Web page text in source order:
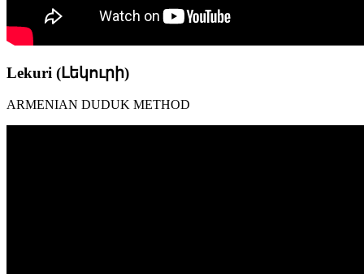
Lekuri (Լեկուրի)
ARMENIAN DUDUK METHOD